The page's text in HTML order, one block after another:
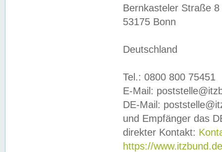
Bernkasteler Straße 8
53175 Bonn
Deutschland
Tel.: 0800 800 75451
E-Mail:
DE-Mail:
und Empfänger das
direkter Kontakt:
https://